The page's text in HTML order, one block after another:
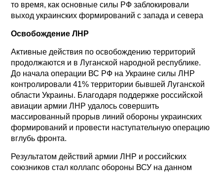
то время, как основные силы РФ заблокировали
выход украинских формирований с запада и севера
Освобождение ЛНР
Активные действия по освобождению территорий
продолжаются и в Луганской народной республике.
До начала операции ВС РФ на Украине силы ЛНР
контролировали 41% территории бывшей Луганской
области Украины. Благодаря поддержке российской
авиации армии ЛНР удалось совершить
массированный прорыв линий обороны украинских
формирований и провести наступательную операцию
вглубь фронта.
Результатом действий армии ЛНР и российских
союзников стал коллапс обороны ВСУ на данном